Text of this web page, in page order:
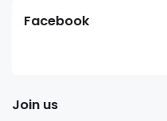
Facebook
Join us